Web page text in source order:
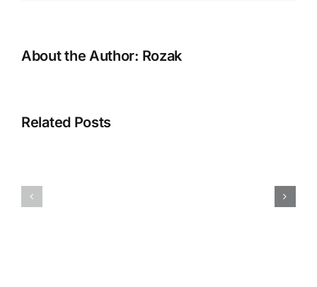
About the Author: Rozak
Related Posts
“Silahkan